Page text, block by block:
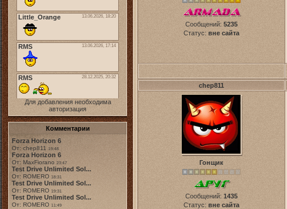
Для добавления необходима
авторизация
Комментарии
Forza Horizon 6
От: chep811 19:48
Forza Horizon 6
От: MaxFiorano 23:47
Test Drive Unlimited Sol...
От: ROMERO 18:31
Test Drive Unlimited Sol...
От: ROMERO 19:31
Test Drive Unlimited Sol...
От: ROMERO 11:49
Сообщений: 5235
Статус: вне сайта
chep811
Гонщик
Сообщений: 1435
Статус: вне сайта